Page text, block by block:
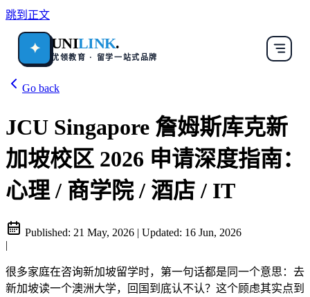
跳到正文
✦ UNILINK.
优领教育 · 留学一站式品牌
Go back
JCU Singapore 詹姆斯库克新
加坡校区 2026 申请深度指南：
心理 / 商学院 / 酒店 / IT
Published: 21 May, 2026 | Updated: 16 Jun, 2026
|
很多家庭在咨询新加坡留学时，第一句话都是同一个意思：去
新加坡读一个澳洲大学，回国到底认不认？这个顾虑其实点到